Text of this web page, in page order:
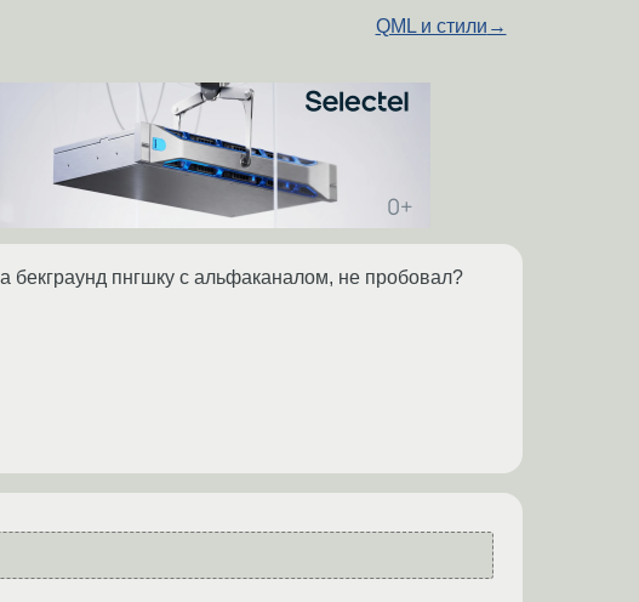
QML и стили →
бекграунд пнгшку с альфаканалом, не пробовал?